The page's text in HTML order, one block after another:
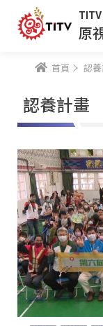
TITV
原
首頁 認
認養計畫